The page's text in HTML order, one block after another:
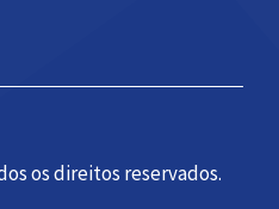
os direitos reservados.